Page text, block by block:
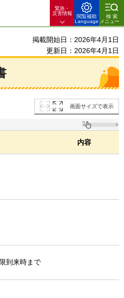
緊急・
災害情報
閲覧補助
Language
検索
メニュー
掲載開始日：2026年4月1日
更新日：2026年4月1日
画面サイズで表示
内容
到来時まで